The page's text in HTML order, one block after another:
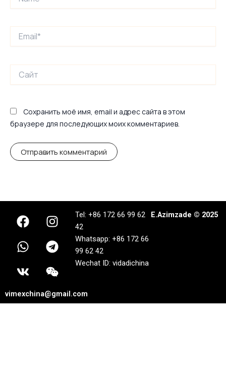
Сохранить моё имя, email и адрес сайта в этом
браузере для последующих моих комментариев.
F
a
c
e
b
o
o
k
I
n
s
t
a
g
r
a
W
h
a
t
s
a
p
p
T
e
l
e
g
r
a
m
V
k
W
e
i
x
i
n
vimexchina@gmail.com
Tel: +86 172 66 99 62
42
Whatsapp: +86 172 66
99 62 42
Wechat ID: vidadichina
E.Azimzade © 2025